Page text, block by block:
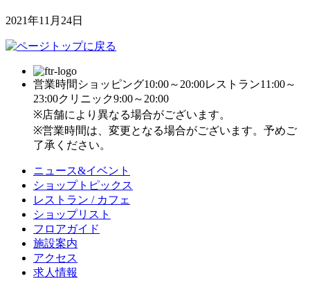
2021年11月24日
営業時間 ショッピング10:00～20:00レストラン11:00～
23:00クリニック9:00～20:00
※店舗により異なる場合がございます。
※営業時間は、変更となる場合がございます。予めご
了承ください。
ニュース&イベント
ショップトピックス
レストラン / カフェ
ショップリスト
フロアガイド
施設案内
アクセス
求人情報